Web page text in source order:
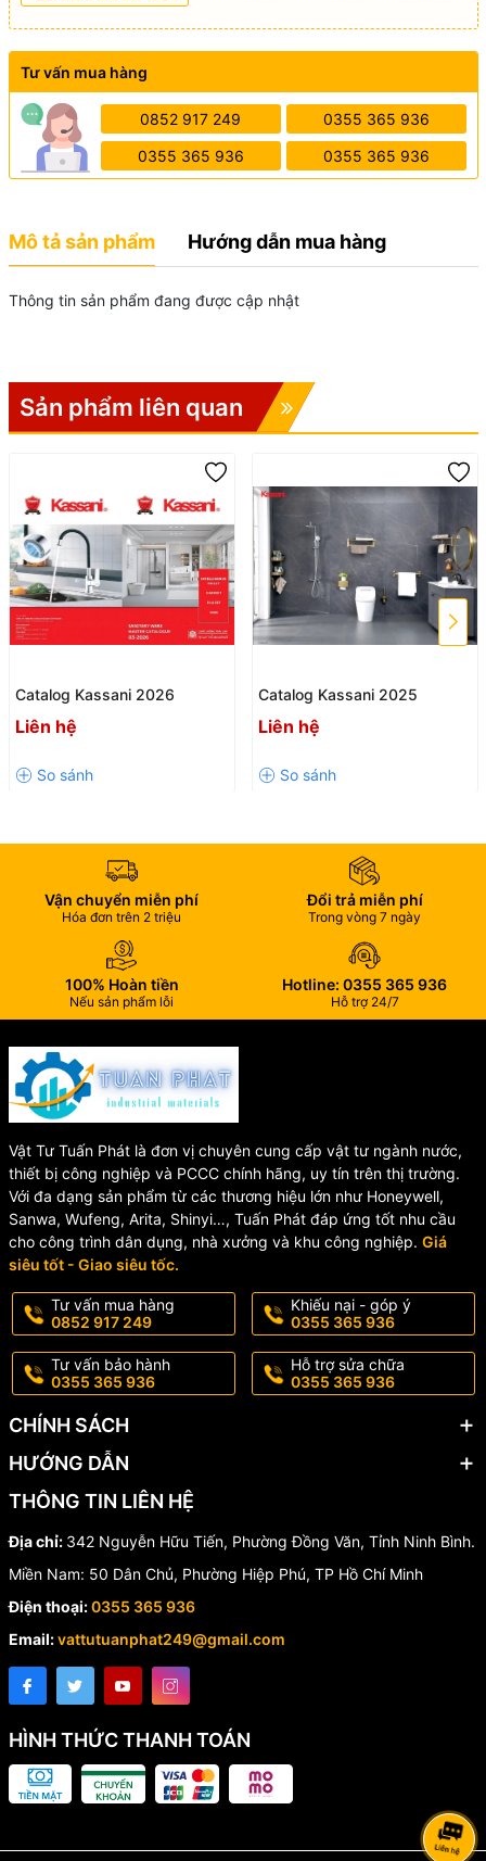
Tư vấn mua hàng
0852 917 249 0355 365 936
0355 365 936 0355 365 936
Mô tả sản phẩm Hướng dẫn mua hàng
Thông tin sản phẩm đang được cập nhật
Sản phẩm liên quan
Catalog Kassani 2026
Liên hệ
Catalog Kassani 2025
Liên hệ
Vận chuyển miễn phí
Hóa đơn trên 2 triệu
Đổi trả miễn phí
Trong vòng 7 ngày
100% Hoàn tiền
Nếu sản phẩm lỗi
Hotline: 0355 365 936
Hỗ trợ 24/7
Vật Tư Tuấn Phát là đơn vị chuyên cung cấp vật tư ngành nước,
thiết bị công nghiệp và PCCC chính hãng, uy tín trên thị trường.
Với đa dạng sản phẩm từ các thương hiệu lớn như Honeywell,
Sanwa, Wufeng, Arita, Shinyi…, Tuấn Phát đáp ứng tốt nhu cầu
cho công trình dân dụng, nhà xưởng và khu công nghiệp. Giá
siêu tốt - Giao siêu tốc.
Tư vấn mua hàng
0852 917 249
Khiếu nại - góp ý
0355 365 936
Tư vấn bảo hành
0355 365 936
Hỗ trợ sửa chữa
0355 365 936
CHÍNH SÁCH
HƯỚNG DẪN
THÔNG TIN LIÊN HỆ
Địa chỉ: 342 Nguyễn Hữu Tiến, Phường Đồng Văn, Tỉnh Ninh Bình.
Miền Nam: 50 Dân Chủ, Phường Hiệp Phú, TP Hồ Chí Minh
Điện thoại:0355 365 936
Email:vattutuanphat249@gmail.com
HÌNH THỨC THANH TOÁN